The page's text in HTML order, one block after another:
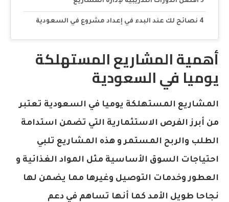
نصائح لك عند البدء في إعداد مشروع في السعودية
أهمية المشاريع المستهلكة
يوميا في السعودية
المشاريع المستهلكة يوميا في السعودية تعتبر
من أبرز الفرص الاستثمارية التي تضمن استدامة
الطلب والربح المستمر و هذه المشاريع تلبي
احتياجات السوق الأساسية مثل المواد الغذائية و
العطور وخدمات التوصيل وغيرها مما يضمن لها
نجاحا طويل الأمد كما أنها تساهم في دعم